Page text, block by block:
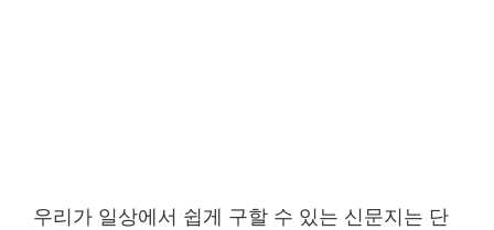
우리가 일상에서 쉽게 구할 수 있는 신문지는 단